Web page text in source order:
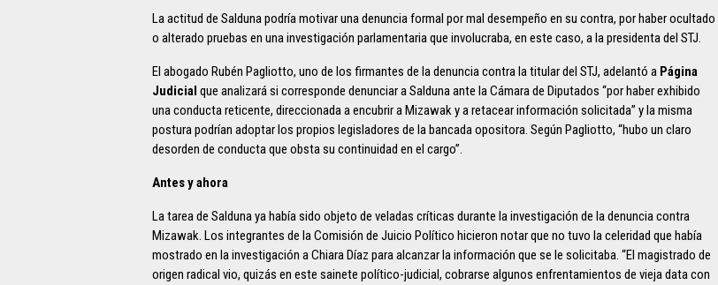
La actitud de Salduna podría motivar una denuncia formal por mal desempeño en su contra, por haber ocultado
o alterado pruebas en una investigación parlamentaria que involucraba, en este caso, a la presidenta del STJ.
El abogado Rubén Pagliotto, uno de los firmantes de la denuncia contra la titular del STJ, adelantó a Página
Judicial que analizará si corresponde denunciar a Salduna ante la Cámara de Diputados “por haber exhibido
una conducta reticente, direccionada a encubrir a Mizawak y a retacear información solicitada” y la misma
postura podrían adoptar los propios legisladores de la bancada opositora. Según Pagliotto, “hubo un claro
desorden de conducta que obsta su continuidad en el cargo”.
Antes y ahora
La tarea de Salduna ya había sido objeto de veladas críticas durante la investigación de la denuncia contra
Mizawak. Los integrantes de la Comisión de Juicio Político hicieron notar que no tuvo la celeridad que había
mostrado en la investigación a Chiara Díaz para alcanzar la información que se le solicitaba. “El magistrado de
origen radical vio, quizás en este sainete político-judicial, cobrarse algunos enfrentamientos de vieja data con